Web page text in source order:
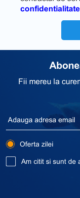
confidentialitate
Fii mereu la
Oferta zilei
Am citit si sunt de